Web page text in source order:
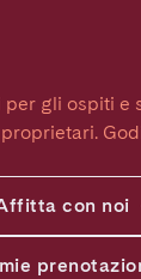
gli ospiti e
con noi